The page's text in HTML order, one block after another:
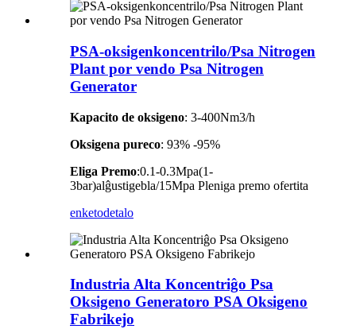
PSA-oksigenkoncentrilo/Psa Nitrogen
Plant por vendo Psa Nitrogen
Generator
Kapacito de oksigeno: 3-400Nm3/h
Oksigena pureco: 93% -95%
Eliga Premo:0.1-0.3Mpa(1-
3bar)alĝustigebla/15Mpa Pleniga premo ofertita
enketodetalo
Industria Alta Koncentriĝo Psa
Oksigeno Generatoro PSA Oksigeno
Fabrikejo